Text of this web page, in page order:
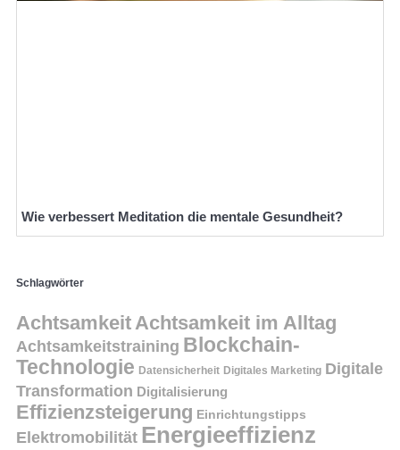
Wie verbessert Meditation die mentale Gesundheit?
Schlagwörter
Achtsamkeit Achtsamkeit im Alltag
Achtsamkeitstraining Blockchain-
Technologie Datensicherheit Digitales Marketing Digitale
Transformation Digitalisierung
Effizienzsteigerung Einrichtungstipps
Elektromobilität Energieeffizienz